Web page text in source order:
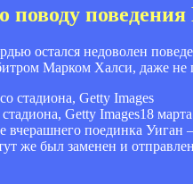
поводу
остался недоволен
Марком Халси, даже не
Getty Images18
поединка
же был заменен и